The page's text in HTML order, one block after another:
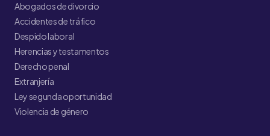
Abogados de divorcio
Accidentes de tráfico
Despido laboral
Herencias y testamentos
Derecho penal
Extranjería
Ley segunda oportunidad
Violencia de género